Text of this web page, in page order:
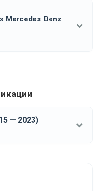
Mercedes-Benz
— 2023)